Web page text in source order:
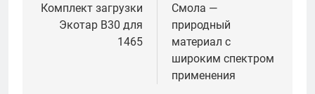
по
записям
Комплект загрузки
Экотар B30 для
1465
Смола —
природный
материал с
широким спектром
применения